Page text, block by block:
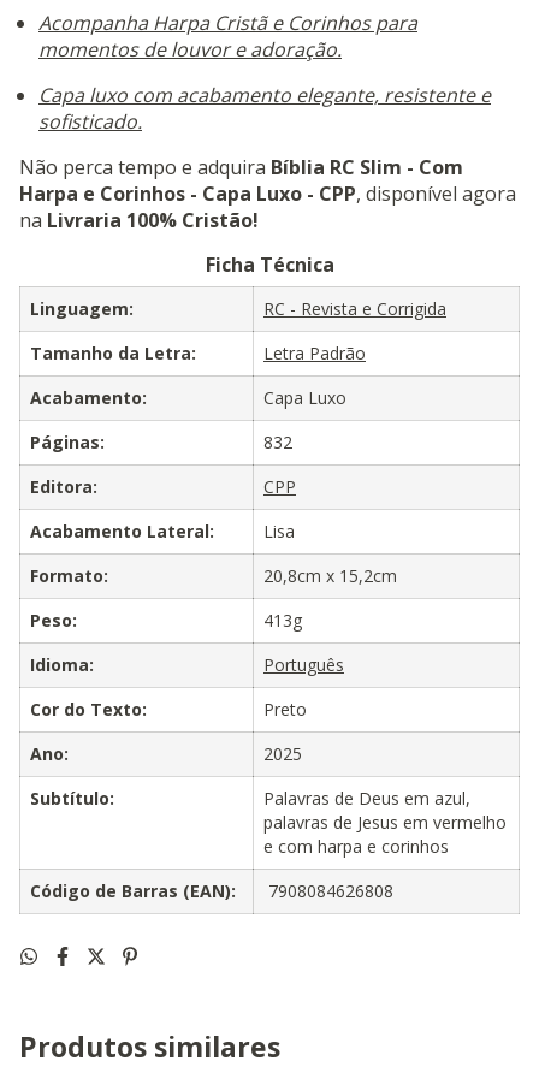
Acompanha Harpa Cristã e Corinhos para
momentos de louvor e adoração.
Capa luxo com acabamento elegante, resistente e
sofisticado.
Não perca tempo e adquira Bíblia RC Slim - Com
Harpa e Corinhos - Capa Luxo - CPP, disponível agora
na Livraria 100% Cristão!
Ficha Técnica
Linguagem:
RC - Revista e Corrigida
Tamanho da Letra:
Letra Padrão
Acabamento:
Capa Luxo
Páginas:
832
Editora:
CPP
Acabamento Lateral:
Lisa
Formato:
20,8cm x 15,2cm
Peso:
413g
Idioma:
Português
Cor do Texto:
Preto
Ano:
2025
Subtítulo:
Palavras de Deus em azul,
palavras de Jesus em vermelho
e com harpa e corinhos
Código de Barras (EAN):
7908084626808
Produtos similares